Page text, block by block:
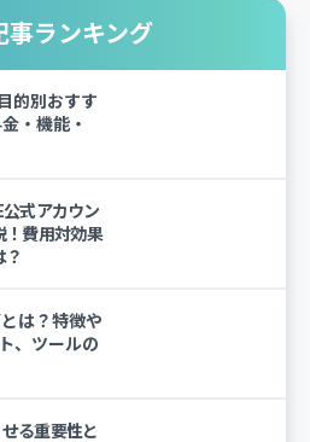
事ランキング
的別おすす
・機能・
式アカウン
！費用対効果
？
は？特徴や
、ツールの
る重要性と